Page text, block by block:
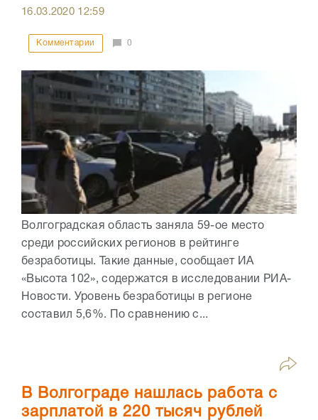
16.03.2020 12:59
Комментарии 0
Волгоградская область заняла 59-ое место
среди российских регионов в рейтинге
безработицы. Такие данные, сообщает ИА
«Высота 102», содержатся в исследовании РИА-
Новости. Уровень безработицы в регионе
составил 5,6%. По сравнению с...
В Волгограде нашлась работа с
зарплатой в 220 тысяч рублей